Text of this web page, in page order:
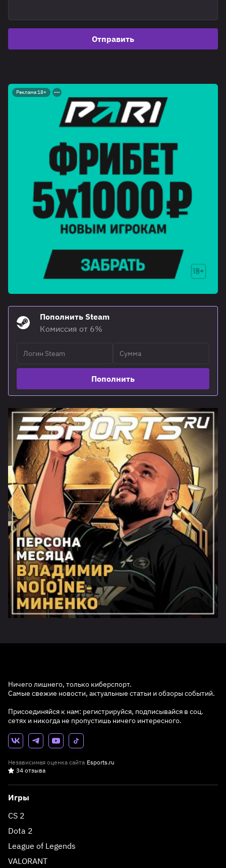
Отправить
Реклама 18+
Пополнить Steam
Комиссия от 6%
Пополнить
Ничего лишнего, только киберспорт.
Самые свежие новости, актуальные статьи и обзоры событий.
Присоединяйся к нам: регистрируйся, подписывайся в соц.
сетях и никогда не пропустишь ничего интересного.
Независимая оценка сайта Esports.ru
34 отзыва
Игры
CS 2
Dota 2
League of Legends
VALORANT